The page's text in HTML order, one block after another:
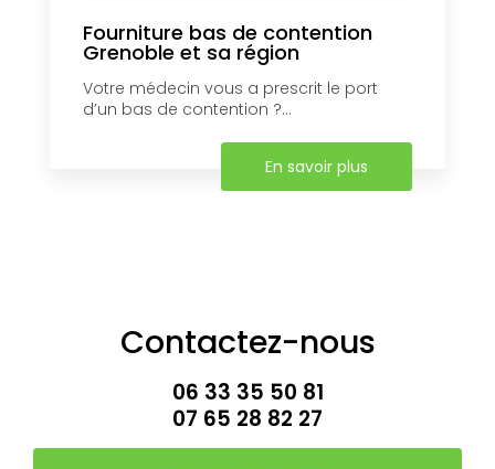
Fourniture bas de contention
Grenoble et sa région
Votre médecin vous a prescrit le port
d’un bas de contention ?...
En savoir plus
Contactez-nous
06 33 35 50 81
07 65 28 82 27